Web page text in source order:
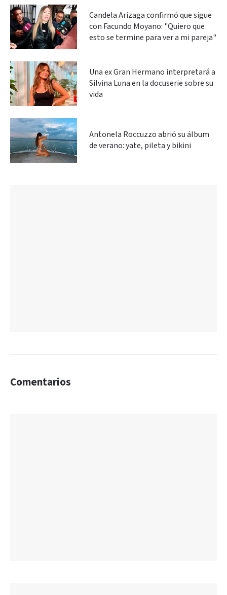
Candela Arizaga confirmó que sigue
con Facundo Moyano: "Quiero que
esto se termine para ver a mi pareja"
Una ex Gran Hermano interpretará a
Silvina Luna en la docuserie sobre su
vida
Antonela Roccuzzo abrió su álbum
de verano: yate, pileta y bikini
Comentarios